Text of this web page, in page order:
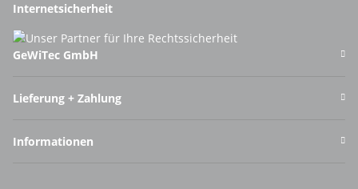
Internetsicherheit
GeWiTec GmbH
Lieferung + Zahlung
Informationen